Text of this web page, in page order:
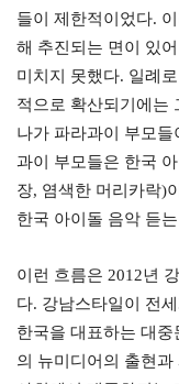
들이 제한적이었다.
해 추진되는 면이 있
미치지 못했다. 일례
적으로 확산되기에는
나가 파라과이 부모
과이 부모들은 한국
장, 염색한 머리카락)
한국 아이돌 음악 듣
이런 흐름은 2012년
다. 강남스타일이 전
한국을 대표하는 대
의 뉴미디어의 출현과